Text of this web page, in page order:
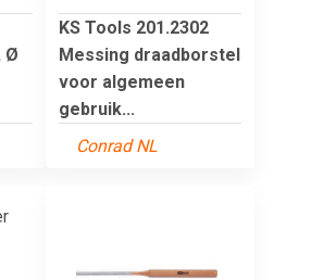
Ø
KS Tools 201.2302
Messing draadborstel
voor algemeen
gebruik...
Conrad NL